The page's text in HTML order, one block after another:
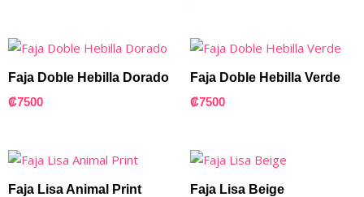
Faja Doble Hebilla Dorado
₡7500
Faja Doble Hebilla Verde
₡7500
Faja Lisa Animal Print
Faja Lisa Beige